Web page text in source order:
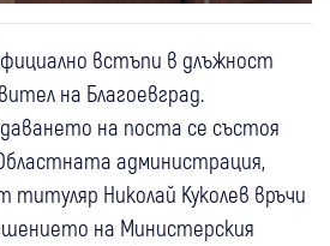
встъпи в длъжност
на Благоевград.
на поста се състоя
администрация,
Николай Куколев връчи
на Министерския